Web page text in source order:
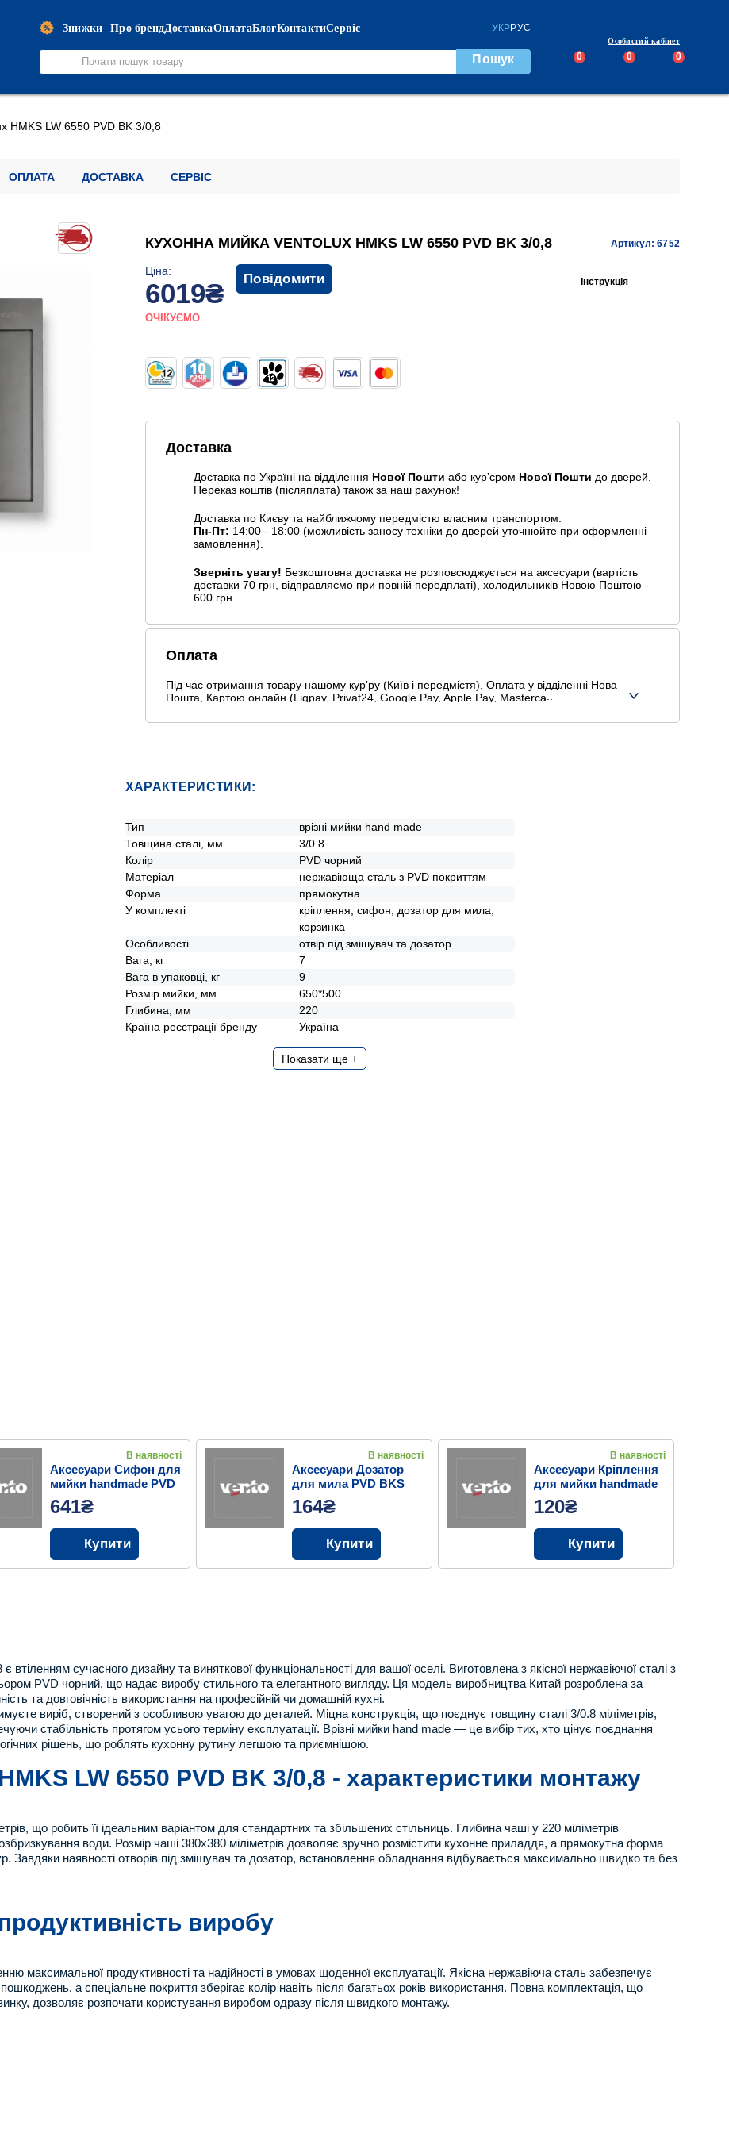
Знижки Про брендДоставкаОплатаБлогКонтактиСервіс УКРРУС
Пошук
Особистий кабінет
0 0 0
HMKS LW 6550 PVD BK 3/0,8
ОПЛАТА ДОСТАВКА СЕРВІС
КУХОННА МИЙКА VENTOLUX HMKS LW 6550 PVD BK 3/0,8 Артикул: 6752
Ціна:
6019₴
ОЧІКУЄМО
Повідомити Інструкція
Доставка
Доставка по Україні на відділення Нової Пошти або курʼєром Нової Пошти до дверей.
Переказ коштів (післяплата) також за наш рахунок!
Доставка по Києву та найближчому передмістю власним транспортом.
Пн-Пт: 14:00 - 18:00 (можливість заносу техніки до дверей уточнюйте при оформленні
замовлення).
Зверніть увагу! Безкоштовна доставка не розповсюджується на аксесуари (вартість
доставки 70 грн, відправляємо при повній передплаті), холодильників Новою Поштою -
600 грн.
Оплата
Під час отримання товару нашому курʼру (Київ і передмістя), Оплата у відділенні Нова
Пошта, Картою онлайн (Liqpay, Privat24, Google Pay, Apple Pay, Mastercard, Visa),
Ще додаткові способи оплати
ХАРАКТЕРИСТИКИ:
Тип
врізні мийки hand made
Товщина сталі, мм
3/0.8
Колір
PVD чорний
Матеріал
нержавіюща сталь з PVD покриттям
Форма
прямокутна
У комплекті
кріплення, сифон, дозатор для мила,
корзинка
Особливості
отвір під змішувач та дозатор
Вага, кг
7
Вага в упаковці, кг
9
Розмір мийки, мм
650*500
Глибина, мм
220
Країна реєстрації бренду
Україна
Показати ще +
В наявності
Аксесуари Сифон для
мийки handmade PVD
BK
641₴
Купити
В наявності
Аксесуари Дозатор
для мила PVD BKS
164₴
Купити
В наявності
Аксесуари Кріплення
для мийки handmade
PVD BK
120₴
Купити
сучасного дизайну та виняткової функціональності для вашої оселі. Виготовлена з якісної нержавіючої сталі з
PVD чорний, що надає виробу стильного та елегантного вигляду. Ця модель виробництва Китай розроблена за
та довговічність використання на професійній чи домашній кухні.
виріб, створений з особливою увагою до деталей. Міцна конструкція, що поєднує товщину сталі 3/0.8 міліметрів,
стабільність протягом усього терміну експлуатації. Врізні мийки hand made — це вибір тих, хто цінує поєднання
рішень, що роблять кухонну рутину легшою та приємнішою.
LW 6550 PVD BK 3/0,8 - характеристики монтажу
що робить її ідеальним варіантом для стандартних та збільшених стільниць. Глибина чаші у 220 міліметрів
води. Розмір чаші 380х380 міліметрів дозволяє зручно розмістити кухонне приладдя, а прямокутна форма
Завдяки наявності отворів під змішувач та дозатор, встановлення обладнання відбувається максимально швидко та без
виробу
максимальної продуктивності та надійності в умовах щоденної експлуатації. Якісна нержавіюча сталь забезпечує
а спеціальне покриття зберігає колір навіть після багатьох років використання. Повна комплектація, що
дозволяє розпочати користування виробом одразу після швидкого монтажу.